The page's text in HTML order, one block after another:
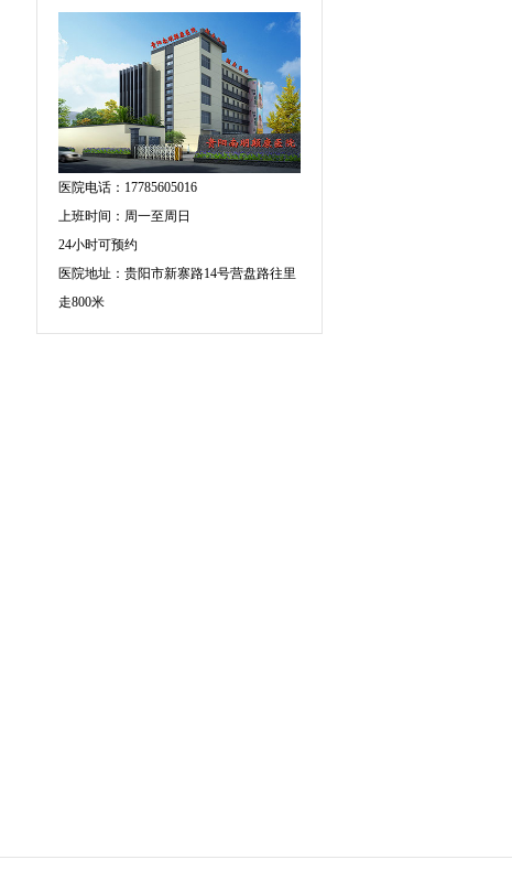
医院电话：17785605016
上班时间：周一至周日
24小时可预约
医院地址：贵阳市新寨路14号营盘路往里
走800米